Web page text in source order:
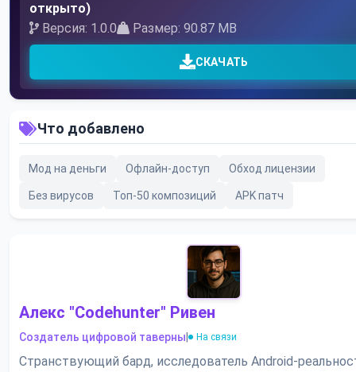
открыто)
Версия: 1.0.0
Размер: 90.87 MB
СКАЧАТЬ
Что добавлено
Мод на деньги Офлайн-доступ Обход лицензии
Без вирусов Топ-50 композиций APK патч
Алекс "Codehunter" Ривен
Создатель цифровой таверны На связи
Странствующий бард, исследователь Android-